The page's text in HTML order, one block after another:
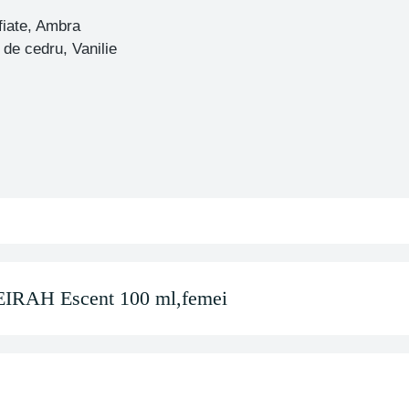
Ambra
cedru, Vanilie
Escent 100 ml,femei